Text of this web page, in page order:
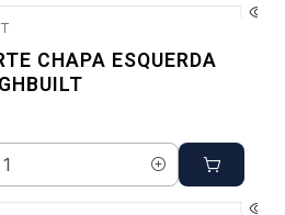
CHAPA ESQUERDA